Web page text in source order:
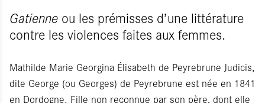
Gatienne ou les prémisses d’une littérature
contre les violences faites aux femmes.
Mathilde Marie Georgina Élisabeth de Peyrebrune Judicis,
dite George (ou Georges) de Peyrebrune est née en 1841
en Dordogne. Fille non reconnue par son père, dont elle